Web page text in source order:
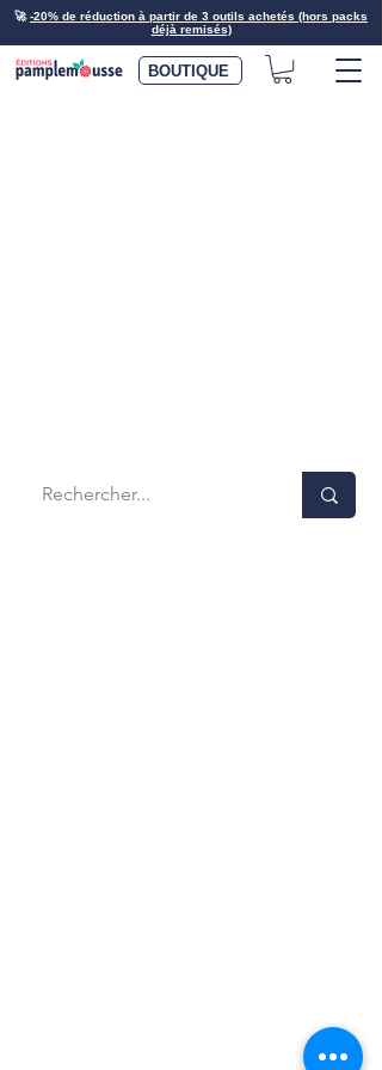
🚀-20% de réduction à partir de 3 outils achetés (hors packs
déjà remisés)
BOUTIQUE